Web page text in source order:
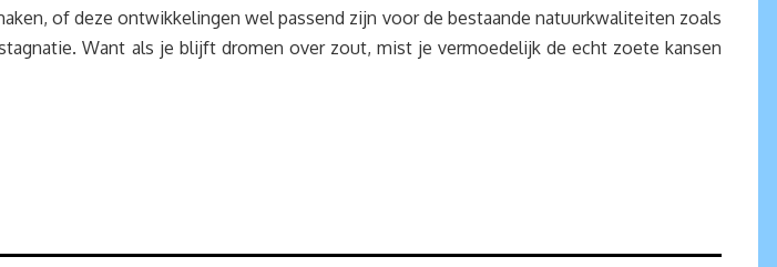
of deze ontwikkelingen wel passend zijn voor de bestaande natuurkwaliteiten zoals
Want als je blijft dromen over zout, mist je vermoedelijk de echt zoete kansen